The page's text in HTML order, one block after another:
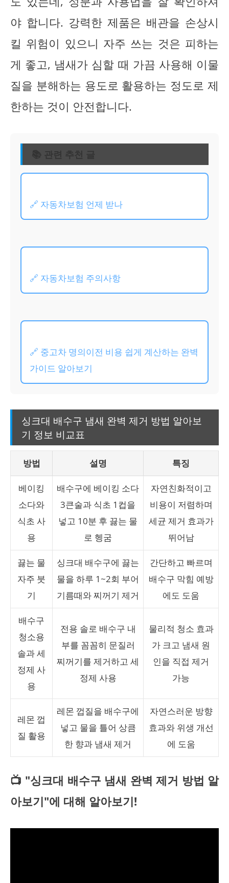
야 합니다. 강력한 제품은 배관을 손상시
킬 위험이 있으니 자주 쓰는 것은 피하는
게 좋고, 냄새가 심할 때 가끔 사용해 이물
질을 분해하는 용도로 활용하는 정도로 제
한하는 것이 안전합니다.
📚 관련 추천 글
🔗 자동차보험 언제 받나
🔗 자동차보험 주의사항
🔗 중고차 명의이전 비용 쉽게 계산하는 완벽
가이드 알아보기
싱크대 배수구 냄새 완벽 제거 방법 알아보
기 정보 비교표
방법 설명 특징
베이킹
소다와
식초 사
용
배수구에 베이킹 소다
3큰술과 식초 1컵을
넣고 10분 후 끓는 물
로 헹굼
자연친화적이고
비용이 저렴하며
세균 제거 효과가
뛰어남
끓는 물
자주 붓
기
싱크대 배수구에 끓는
물을 하루 1~2회 부어
기름때와 찌꺼기 제거
간단하고 빠르며
배수구 막힘 예방
에도 도움
배수구
청소용
솔과 세
정제 사
용
전용 솔로 배수구 내
부를 꼼꼼히 문질러
찌꺼기를 제거하고 세
정제 사용
물리적 청소 효과
가 크고 냄새 원
인을 직접 제거
가능
레몬 껍
질 활용
레몬 껍질을 배수구에
넣고 물을 틀어 상큼
한 향과 냄새 제거
자연스러운 방향
효과와 위생 개선
에 도움
📺 "싱크대 배수구 냄새 완벽 제거 방법 알
아보기"에 대해 알아보기!